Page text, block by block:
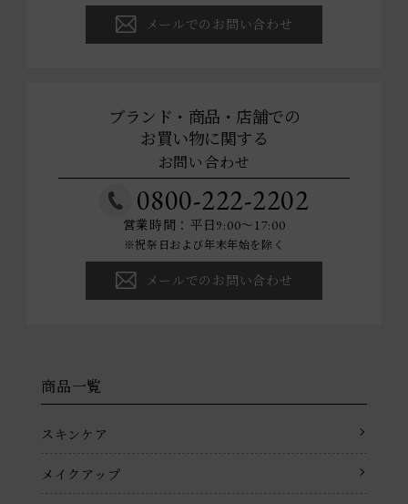
メールでのお問い合わせ
ブランド・商品・店舗での
お買い物に関する
お問い合わせ
0800-222-2202
営業時間：平日9:00～17:00
※祝祭日および年末年始を除く
メールでのお問い合わせ
商品一覧
スキンケア
メイクアップ